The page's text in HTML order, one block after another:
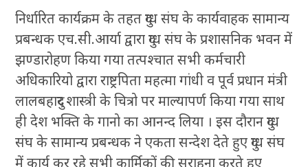
निर्धारित कार्यक्रम के तहत दुग्ध संघ के कार्यवाहक सामान्य
प्रबन्धक एच.सी.आर्या द्वारा दुग्ध संघ के प्रशासनिक भवन में
झण्डारोहण किया गया तत्पश्चात सभी कर्मचारी
अधिकारियो द्वारा राष्ट्रपिता महत्मा गांधी व पूर्व प्रधान मंत्री
लालबहादुर शास्त्री के चित्रो पर माल्यापर्ण किया गया साथ
ही देश भक्ति के गानो का आनन्द लिया । इस दौरान दुग्ध
संघ के सामान्य प्रबन्धक ने एकता सन्देश देते हुए दुग्ध संघ
में कार्य कर रहे सभी कार्मिकों की सराहना करते हुए